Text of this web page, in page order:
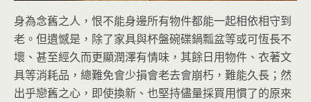
身為念舊之人，恨不能身邊所有物件都能一起相依相守到
老。但遺憾是，除了家具與杯盤碗碟鍋瓢盆等或可恆長不
壞、甚至經久而更顯潤澤有情味，其餘日用物件、衣著文
具等消耗品，總難免會少損會老去會崩朽，難能久長；然
出乎戀舊之心，即使換新、也堅持儘量採買用慣了的原來